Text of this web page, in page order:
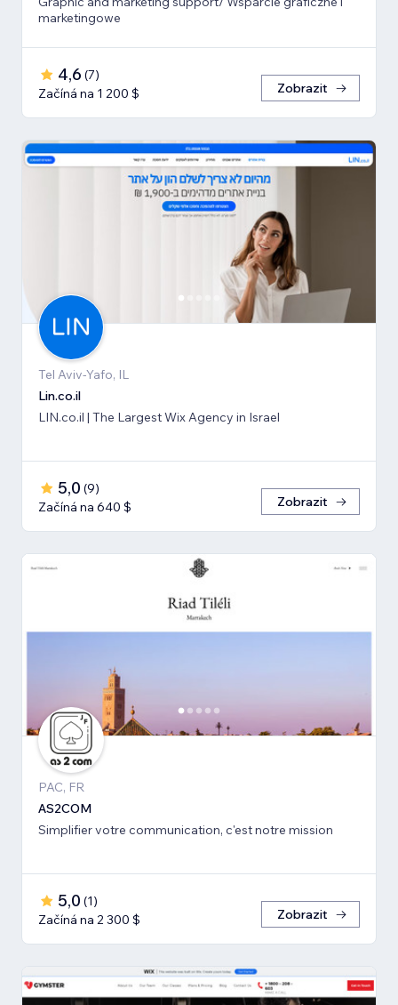
marketingowe
4,6 (7)
Začíná na 1 200 $
Zobrazit
Tel Aviv-Yafo, IL
Lin.co.il
LIN.co.il | The Largest Wix Agency in Israel
5,0 (9)
Začíná na 640 $
Zobrazit
PAC, FR
AS2COM
Simplifier votre communication, c'est notre mission
5,0 (1)
Začíná na 2 300 $
Zobrazit